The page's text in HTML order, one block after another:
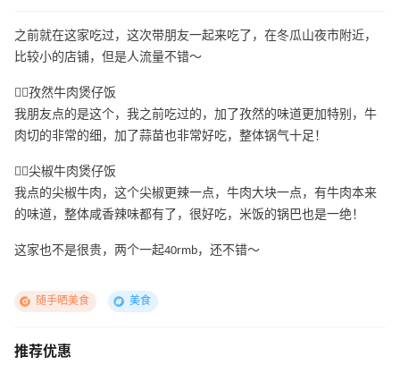
之前就在这家吃过，这次带朋友一起来吃了，在冬瓜山夜市附近，
比较小的店铺，但是人流量不错～
👉🏻孜然牛肉煲仔饭
我朋友点的是这个，我之前吃过的，加了孜然的味道更加特别，牛
肉切的非常的细，加了蒜苗也非常好吃，整体锅气十足！
👉🏻尖椒牛肉煲仔饭
我点的尖椒牛肉，这个尖椒更辣一点，牛肉大块一点，有牛肉本来
的味道，整体咸香辣味都有了，很好吃，米饭的锅巴也是一绝！
这家也不是很贵，两个一起40rmb，还不错～
随手晒美食 美食
推荐优惠